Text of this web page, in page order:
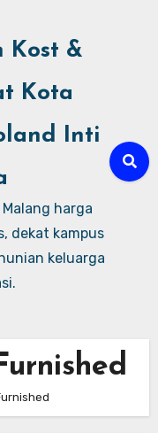
Kost &
Kota
Inti
harga
dekat kampus
keluarga